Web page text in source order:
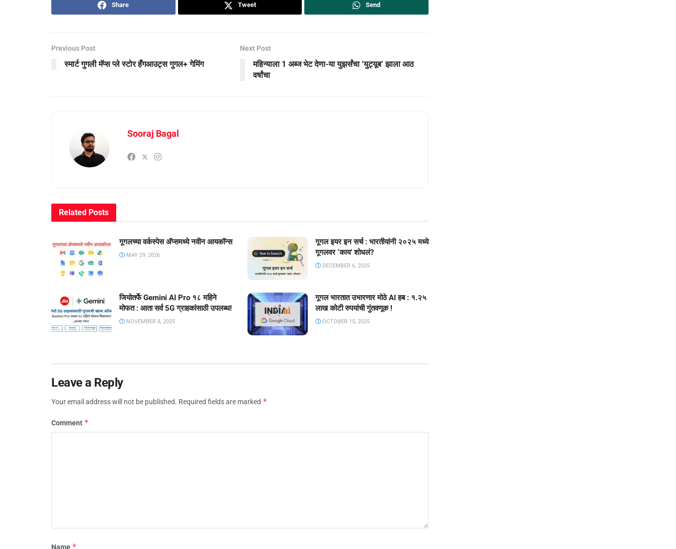
Share Tweet Send
Previous Post
स्मार्ट गुगली मॅप्स प्ले स्टोर हँगआउट्स गुगल+ गेमिंग
Next Post
महिन्याला 1 अब्ज भेट देणा-या युझर्संचा ‘युट्यूब’ झाला आठ
वर्षांचा
Sooraj Bagal
Related Posts
गूगलच्या वर्कस्पेस अ‍ॅप्समध्ये नवीन आयकॉन्स
MAY 29, 2026
गूगल इयर इन सर्च : भारतीयांनी २०२५ मध्ये
गूगलवर ‘काय’ शोधलं?
DECEMBER 6, 2025
जियोतर्फे Gemini AI Pro १८ महिने
मोफत : आता सर्व 5G ग्राहकांसाठी उपलब्ध!
NOVEMBER 8, 2025
गूगल भारतात उभारणार मोठे AI हब : १.२५
लाख कोटी रुपयांची गुंतवणूक !
OCTOBER 15, 2025
Leave a Reply
Your email address will not be published. Required fields are marked *
Comment *
Name *